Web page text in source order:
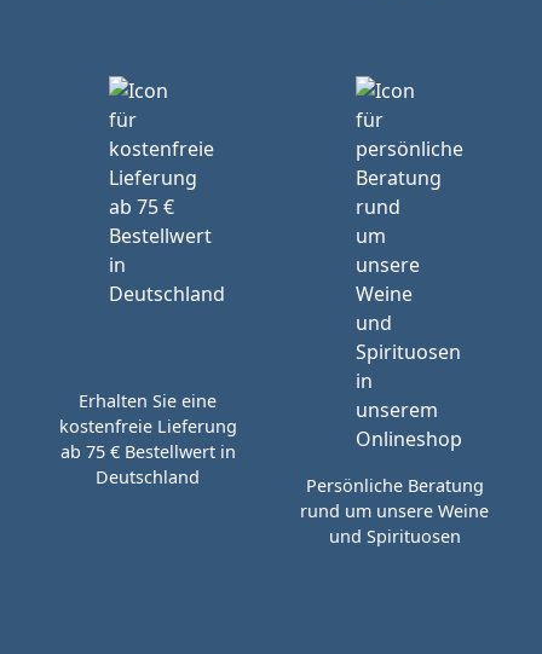
Erhalten Sie eine
kostenfreie Lieferung
ab 75 € Bestellwert in
Deutschland
Persönliche Beratung
rund um unsere Weine
und Spirituosen